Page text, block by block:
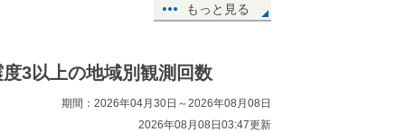
もっと見る
度3以上の地域別観測回数
期間：2026年04月30日～2026年08月08日
2026年08月08日03:47更新